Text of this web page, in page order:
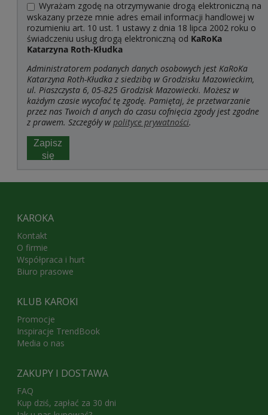
Wyrażam zgodę na otrzymywanie drogą elektroniczną na
wskazany przeze mnie adres email informacji handlowej w
rozumieniu art. 10 ust. 1 ustawy z dnia 18 lipca 2002 roku o
świadczeniu usług drogą elektroniczną od KaRoKa
Katarzyna Roth-Kłudka
Administratorem podanych danych osobowych jest KaRoKa
Katarzyna Roth-Kłudka z siedzibą w Grodzisku Mazowieckim,
ul. Piaszczysta 6, 05-825 Grodzisk Mazowiecki. Możesz w
każdym czasie wycofać tę zgodę. Pamiętaj, że przetwarzanie
przez nas Twoich d anych do czasu cofnięcia zgody jest zgodne
z prawem. Szczegóły wpolityce prywatności.
Zapisz
się
KAROKA
Kontakt
O firmie
Współpraca i hurt
Biuro prasowe
KLUB KAROKI
Promocje
Inspiracje TrendBook
Media o nas
ZAKUPY I DOSTAWA
FAQ
Kup dziś, zapłać za 30 dni